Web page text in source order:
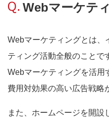
Webマーケテ
Webマーケティングとは、
ティング活動全般のことで
Webマーケティングを活用
費用対効果の高い広告戦略
また、ホームページを開設